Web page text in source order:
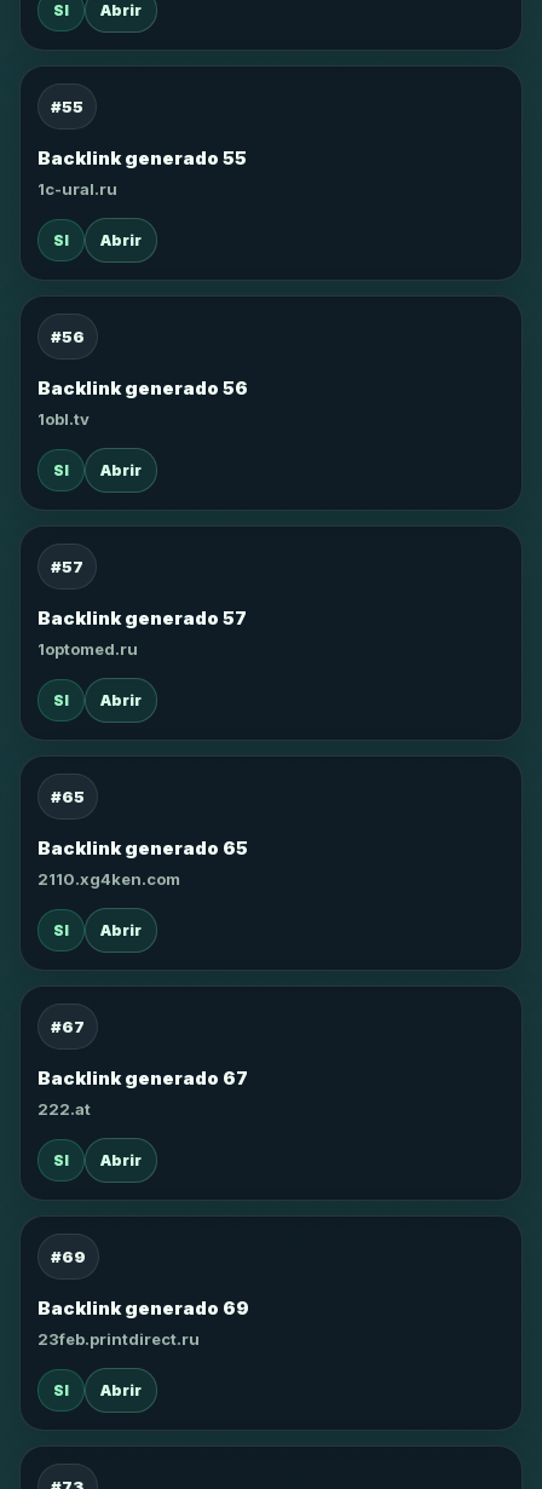
SI Abrir
#55
Backlink generado 55
1c-ural.ru
SI Abrir
#56
Backlink generado 56
1obl.tv
SI Abrir
#57
Backlink generado 57
1optomed.ru
SI Abrir
#65
Backlink generado 65
2110.xg4ken.com
SI Abrir
#67
Backlink generado 67
222.at
SI Abrir
#69
Backlink generado 69
23feb.printdirect.ru
SI Abrir